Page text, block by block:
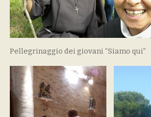
Pellegrinaggio dei giovani “Siamo qui”